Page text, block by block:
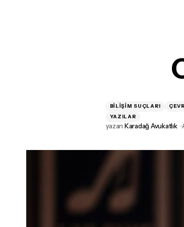
Biri Beni Fotoğraflarımla Tehdit Ediyor
BILIŞIM SUÇLARI
YAZILAR
yazan Karadağ Avukatlık